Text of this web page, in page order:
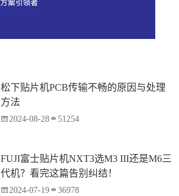
松下贴片机PCB传输不畅的原因与处理
方法
2024-08-28 51254
FUJI富士贴片机NXT3选M3 III还是M6三
代机？看完这篇告别纠结！
2024-07-19 36978